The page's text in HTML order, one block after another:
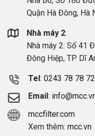
Quận Hà Đông, Hà
Nhà máy 2:
Nhà máy 2: Số 41
Đông Hiệp, TP Dĩ
Tel : 0243 78 78
Email :
mccfilter.com
Xem thêm: mcc.vn